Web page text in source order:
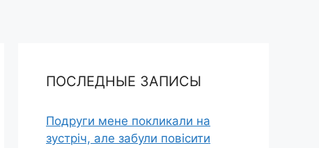
ПОСЛЕДНЫЕ ЗАПИСЫ
Подруги мене покликали на
зустріч, але забули повісити